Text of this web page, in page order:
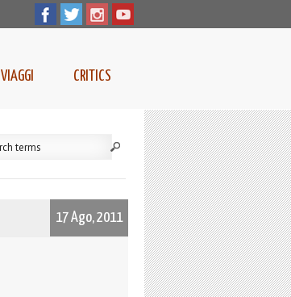
VIAGGI CRITICS
17 Ago, 2011